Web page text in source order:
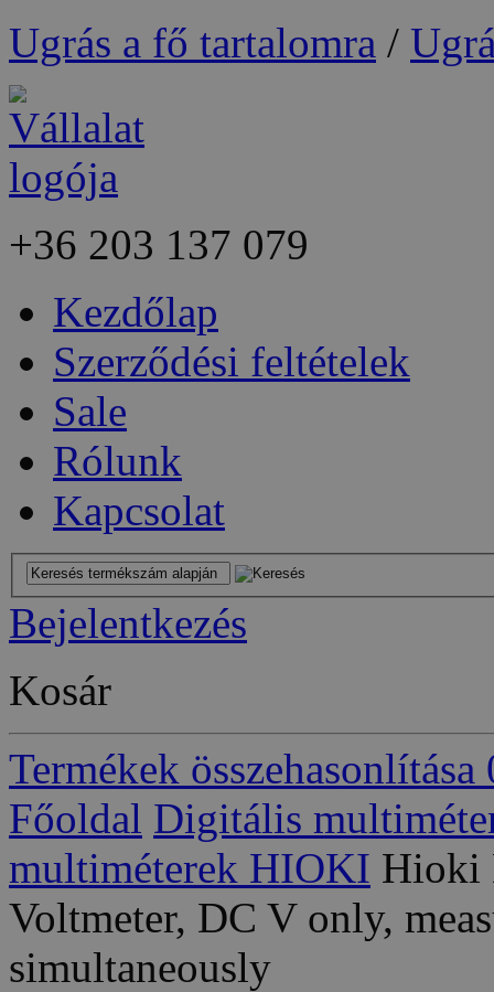
Ugrás a fő tartalomra /
+36 203 137 079
Kezdőlap
Szerződési feltételek
Sale
Rólunk
Kapcsolat
Bejelentkezés
Kosár
Termékek összehasonlítása
Főoldal Digitális
multiméterek HIOKI Hioki
Voltmeter, DC V only,
simultaneously